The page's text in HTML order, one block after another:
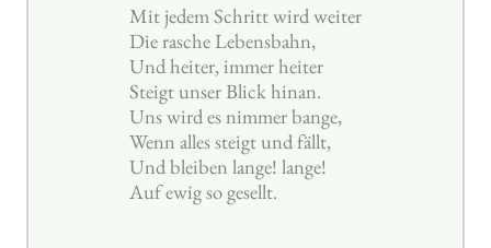
Mit jedem Schritt wird weiter
Die rasche Lebensbahn,
Und heiter, immer heiter
Steigt unser Blick hinan.
Uns wird es nimmer bange,
Wenn alles steigt und fällt,
Und bleiben lange! lange!
Auf ewig so gesellt.